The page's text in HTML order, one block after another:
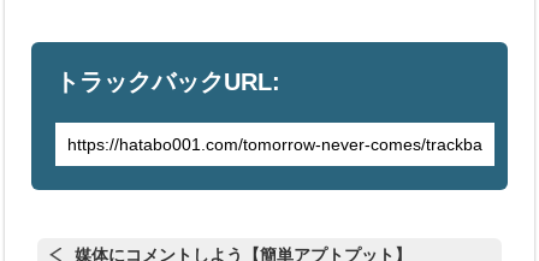
トラックバックURL:
媒体にコメントしよう【簡単アプトプット】